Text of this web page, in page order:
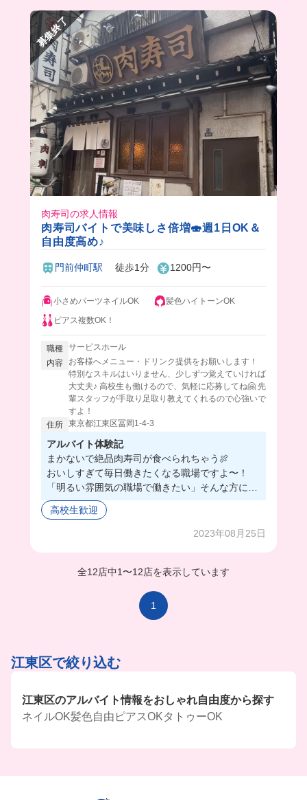
募集終了
肉寿司の求人情報
肉寿司バイトで美味しさ倍増🍣週1日OK＆
自由度高め♪
門前仲町駅 徒歩1分 1200円〜
小さめパーツネイルOK
髪色ハイトーンOK
ピアス複数OK！
職種 サービスホール
内容
お客様へメニュー・ドリンク提供をお願いします！
特別なスキルはいりません、少しずつ覚えていければ
大丈夫♪ 高校生も働けるので、気軽に応募してね🤗 先
輩スタッフが手取り足取り教えてくれるので心強いで
すよ！
住所 東京都江東区冨岡1-4-3
アルバイト体験記
まかないで絶品肉寿司が食べられちゃう🍖
おいしすぎて毎日働きたくなる職場ですよ〜！
「明るい雰囲気の職場で働きたい」そんな方にオ
ススメ✨
高校生歓迎
2023年08月25日
全12店中1〜12店を表示しています
1
江東区で絞り込む
江東区のアルバイト情報をおしゃれ自由度から探す
ネイルOK髪色自由 ピアスOKタトゥーOK